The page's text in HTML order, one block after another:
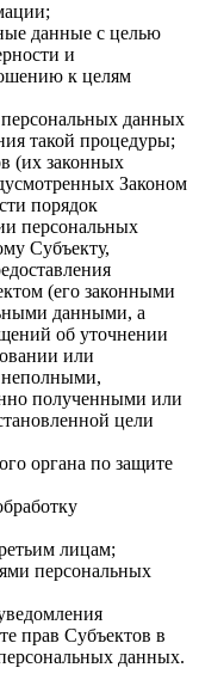
данные с целью
и
к целям
данных
такой процедуры;
(их законных
Законом
порядок
персональных
Субъекту,
(его законными
данными, а
об уточнении
или
неполными,
полученными или
цели
органа по защите
лицам;
персональных
прав Субъектов в
данных.